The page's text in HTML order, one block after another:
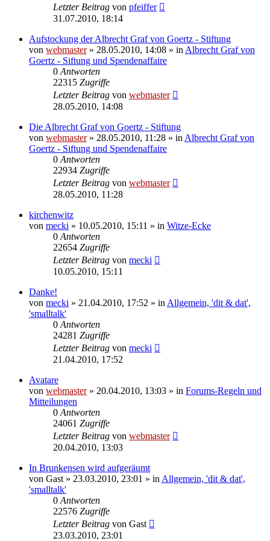
Letzter Beitrag von pfeiffer
31.07.2010, 18:14
Aufstockung der Albrecht Graf von Goertz - Stiftung
von webmaster» 28.05.2010, 14:08 » in Albrecht Graf von
Goertz - Siftung und Spendenaffaire
0 Antworten
22315 Zugriffe
Letzter Beitrag von webmaster
28.05.2010, 14:08
Die Albrecht Graf von Goertz - Stiftung
von webmaster» 28.05.2010, 11:28 » in Albrecht Graf von
Goertz - Siftung und Spendenaffaire
0 Antworten
22934 Zugriffe
Letzter Beitrag von webmaster
28.05.2010, 11:28
kirchenwitz
von mecki » 10.05.2010, 15:11 » in Witze-Ecke
0 Antworten
22654 Zugriffe
Letzter Beitrag von mecki
10.05.2010, 15:11
Danke!
von mecki » 21.04.2010, 17:52 » in Allgemein, 'dit & dat',
'smalltalk'
0 Antworten
24281 Zugriffe
Letzter Beitrag von mecki
21.04.2010, 17:52
Avatare
von webmaster» 20.04.2010, 13:03 » in Forums-Regeln und
Mitteilungen
0 Antworten
24061 Zugriffe
Letzter Beitrag von webmaster
20.04.2010, 13:03
In Brunkensen wird aufgeräumt
von Gast » 23.03.2010, 23:01 » in Allgemein, 'dit & dat',
'smalltalk'
0 Antworten
22576 Zugriffe
Letzter Beitrag von Gast
23.03.2010, 23:01